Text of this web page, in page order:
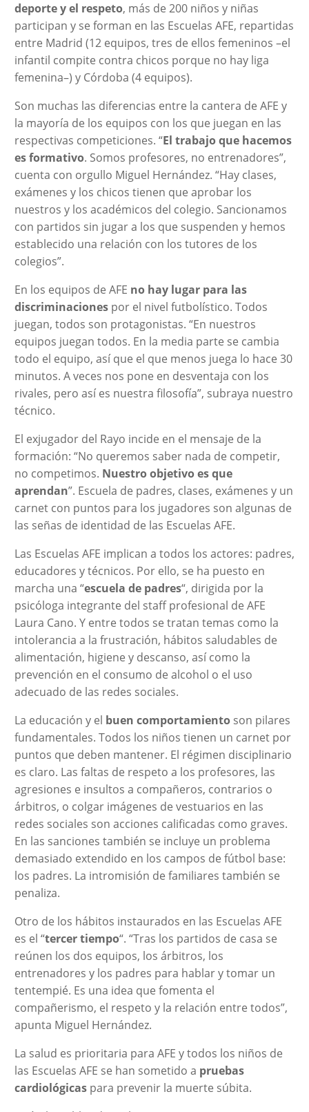
deporte y el respeto, más de 200 niños y niñas
participan y se forman en las Escuelas AFE, repartidas
entre Madrid (12 equipos, tres de ellos femeninos –el
infantil compite contra chicos porque no hay liga
femenina–) y Córdoba (4 equipos).
Son muchas las diferencias entre la cantera de AFE y
la mayoría de los equipos con los que juegan en las
respectivas competiciones. “El trabajo que hacemos
es formativo. Somos profesores, no entrenadores”,
cuenta con orgullo Miguel Hernández. “Hay clases,
exámenes y los chicos tienen que aprobar los
nuestros y los académicos del colegio. Sancionamos
con partidos sin jugar a los que suspenden y hemos
establecido una relación con los tutores de los
colegios”.
En los equipos de AFE no hay lugar para las
discriminacionespor el nivel futbolístico. Todos
juegan, todos son protagonistas. “En nuestros
equipos juegan todos. En la media parte se cambia
todo el equipo, así que el que menos juega lo hace 30
minutos. A veces nos pone en desventaja con los
rivales, pero así es nuestra filosofía”, subraya nuestro
técnico.
El exjugador del Rayo incide en el mensaje de la
formación: “No queremos saber nada de competir,
no competimos. Nuestro objetivo es que
aprendan”. Escuela de padres, clases, exámenes y un
carnet con puntos para los jugadores son algunas de
las señas de identidad de las Escuelas AFE.
Las Escuelas AFE implican a todos los actores: padres,
educadores y técnicos. Por ello, se ha puesto en
marcha una “escuela de padres“, dirigida por la
psicóloga integrante del staff profesional de AFE
Laura Cano. Y entre todos se tratan temas como la
intolerancia a la frustración, hábitos saludables de
alimentación, higiene y descanso, así como la
prevención en el consumo de alcohol o el uso
adecuado de las redes sociales.
La educación y el buen comportamientoson pilares
fundamentales. Todos los niños tienen un carnet por
puntos que deben mantener. El régimen disciplinario
es claro. Las faltas de respeto a los profesores, las
agresiones e insultos a compañeros, contrarios o
árbitros, o colgar imágenes de vestuarios en las
redes sociales son acciones calificadas como graves.
En las sanciones también se incluye un problema
demasiado extendido en los campos de fútbol base:
los padres. La intromisión de familiares también se
penaliza.
Otro de los hábitos instaurados en las Escuelas AFE
es el “tercer tiempo“. “Tras los partidos de casa se
reúnen los dos equipos, los árbitros, los
entrenadores y los padres para hablar y tomar un
tentempié. Es una idea que fomenta el
compañerismo, el respeto y la relación entre todos”,
apunta Miguel Hernández.
La salud es prioritaria para AFE y todos los niños de
las Escuelas AFE se han sometido a pruebas
cardiológicaspara prevenir la muerte súbita.